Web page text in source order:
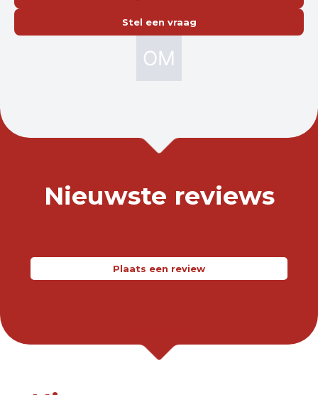
Stel een vraag
Nieuwste reviews
Plaats een review